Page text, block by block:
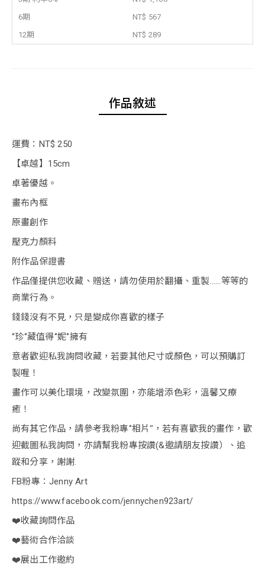
6期
NT$ 567
12期
NT$ 289
作品敘述
運費：NT$ 250
【卓越】15cm
卓著優越。
畫布內框
原畫創作
壓克力顏料
附作品保證書
作品僅提供您收藏、贈送，請勿使用於翻攝、重製......等等的
商業行為。
錢錢沒有不見，只是變成你喜歡的樣子
‘’珍‘’藏值得‘’妮‘’擁有
意者歡迎私我詢問收藏，若要其他尺寸或顏色，可以預購訂
製喔！
畫作可以美化環境，改變氛圍，亦能增添色彩，溫馨又療
癒！
尚有其它作品，請參考我粉專‘’相片‘’，若有喜歡我的畫作，歡
迎截圖私我詢問，亦請幫我粉專按讚(&邀請朋友按讚）、追
蹤和分享，謝謝.
FB粉專：Jenny Art
https://www.facebook.com/jennychen923art/
❤️收藏詢問作品
❤️藝術合作洽談
❤️展出工作邀約